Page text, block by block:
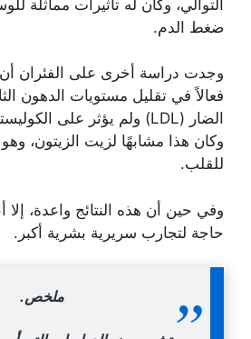
التوالي، وكان له تأثيرات مماثلة
ضغط الدم.
وجدت دراسة أخرى على الفئران أن
فعالاً في تقليل مستويات الدهون
وكان هذا مشابهًا لزيت الزيتون،
للقلب.
وفي حين أن هذه النتائج واعدة، إلا
حاجة لتجارب سريرية بشرية أكبر.
ملخص.